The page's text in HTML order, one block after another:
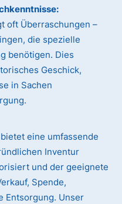
oft Überraschungen –
die spezielle
benötigen. Dies
Geschick,
in Sachen
eine umfassende
Inventur
und der geeignete
Spende,
Entsorgung. Unser